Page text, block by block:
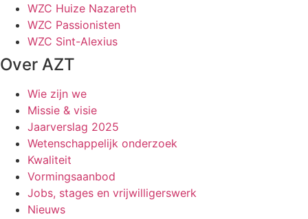
WZC Huize Nazareth
WZC Passionisten
WZC Sint-Alexius
Over AZT
Wie zijn we
Missie & visie
Jaarverslag 2025
Wetenschappelijk onderzoek
Kwaliteit
Vormingsaanbod
Jobs, stages en vrijwilligerswerk
Nieuws